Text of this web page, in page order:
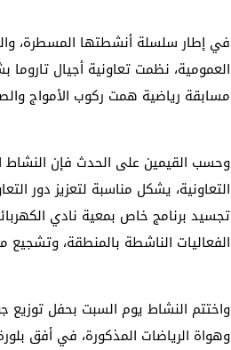
في إطار سلسلة أنشطتها المسطرة،
العمومية، نظمت تعاونية أجيال تاروما
مسابقة رياضية همت ركوب الأمواج
وحسب القيمين على الحدث فإن النشاط
التعاونية، يشكل مناسبة لتعزيز دور
تجسيد برنامج خاص بمعية نادي
الفعاليات الناشطة بالمنطقة،
واختتم النشاط يوم السبت بحفل توزيع
وهواة الرياضات المذكورة، في أفق